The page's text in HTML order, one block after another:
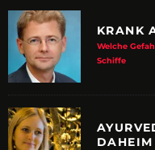
KRANK
Welche
Schiffe
DAHEIM